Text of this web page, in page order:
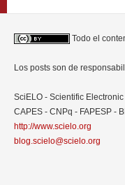
Todo el
Los posts son de
SciELO - Scientific
CAPES - CNPq - FAPESP -
http://www.scielo.org
blog.scielo@scielo.org